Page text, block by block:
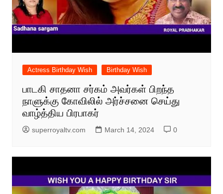
Actress Birthday Wish Birthday Wish
பாடகி சாதனா சர்கம் அவர்கள் பிறந்த
நாளுக்கு கோவிலில் அர்ச்சனை செய்து
வாழ்த்திய பிரபாகர்
superroyaltv.com March 14, 2024 0